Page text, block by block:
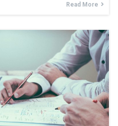
Read More